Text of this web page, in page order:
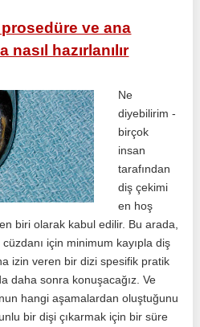
ve ana
nasıl hazırlanılır
Ne
diyebilirim -
birçok
insan
tarafından
diş çekimi
en hoş
biri olarak kabul edilir. Bu arada,
cüzdanı için minimum kayıpla diş
izin veren bir dizi spesifik pratik
daha sonra konuşacağız. Ve
hangi aşamalardan oluştuğunu
bir dişi çıkarmak için bir süre